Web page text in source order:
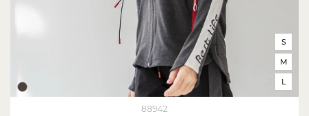
88942
S
M
L